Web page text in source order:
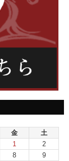
金
土
1
2
8
9